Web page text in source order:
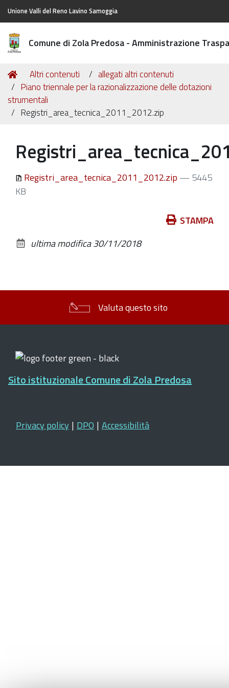
Unione Valli del Reno Lavino Samoggia
Comune di Zola Predosa - Amministrazione
Tu
sei
qui:
Home
Altri contenuti
allegati altri contenuti
Piano triennale per la razionalizzazione delle dotazioni
strumentali
Registri_area_tecnica_2011_2012.zip
Registri_area_tecnica_2011_2012.zip — 5445
KB
documento
STAMPA
ultima modifica30/11/2018
Valuta questo sito
Sito istituzionale Comune di Zola Predosa
Privacy policy | DPO | Accessibilità